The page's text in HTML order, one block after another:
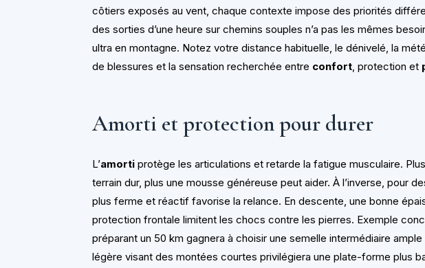
côtiers exposés au vent, chaque contexte impose des priorités
des sorties d’une heure sur chemins souples n’a pas les mêmes
ultra en montagne. Notez votre distance habituelle, le dénivelé, la
de blessures et la sensation recherchée entre confort, protection et
Amorti et protection pour durer
L’amorti protège les articulations et retarde la fatigue musculaire.
terrain dur, plus une mousse généreuse peut aider. À l’inverse, pour
plus ferme et réactif favorise la relance. En descente, une bonne
protection frontale limitent les chocs contre les pierres. Exemple
préparant un 50 km gagnera à choisir une semelle intermédiaire
légère visant des montées courtes privilégiera une plate-forme plus